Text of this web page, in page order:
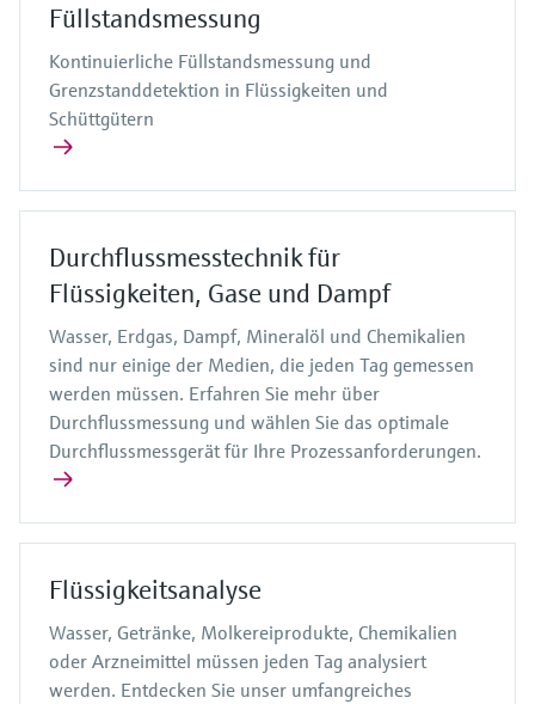
Füllstandsmessung
Kontinuierliche Füllstandsmessung und
Grenzstanddetektion in Flüssigkeiten und
Schüttgütern
Durchflussmesstechnik für
Flüssigkeiten, Gase und Dampf
Wasser, Erdgas, Dampf, Mineralöl und Chemikalien
sind nur einige der Medien, die jeden Tag gemessen
werden müssen. Erfahren Sie mehr über
Durchflussmessung und wählen Sie das optimale
Durchflussmessgerät für Ihre Prozessanforderungen.
Flüssigkeitsanalyse
Wasser, Getränke, Molkereiprodukte, Chemikalien
oder Arzneimittel müssen jeden Tag analysiert
werden. Entdecken Sie unser umfangreiches